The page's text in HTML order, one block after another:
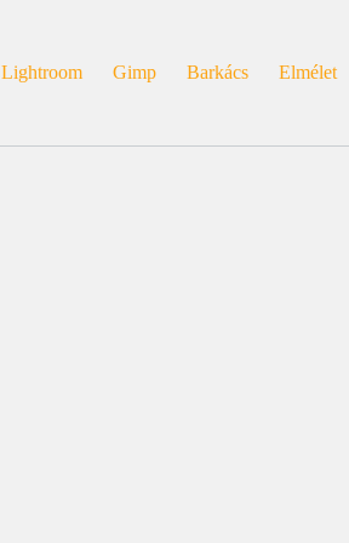
Lightroom
Gimp Barkács Elmélet